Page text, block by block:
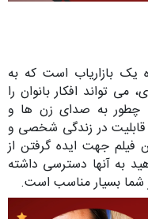
یک بازاریاب است که به
تواند افکار بانوان را
چطور به صدای زن ها و
در زندگی شخصی و
فیلم جهت ایده گرفتن از
به آنها دسترسی داشته
شما بسیار مناسب است.